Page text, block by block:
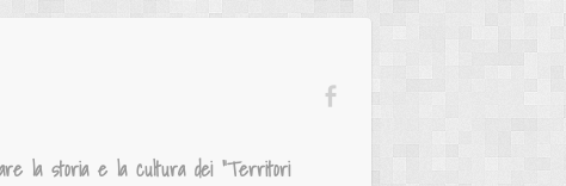
la storia e la cultura dei “Territori